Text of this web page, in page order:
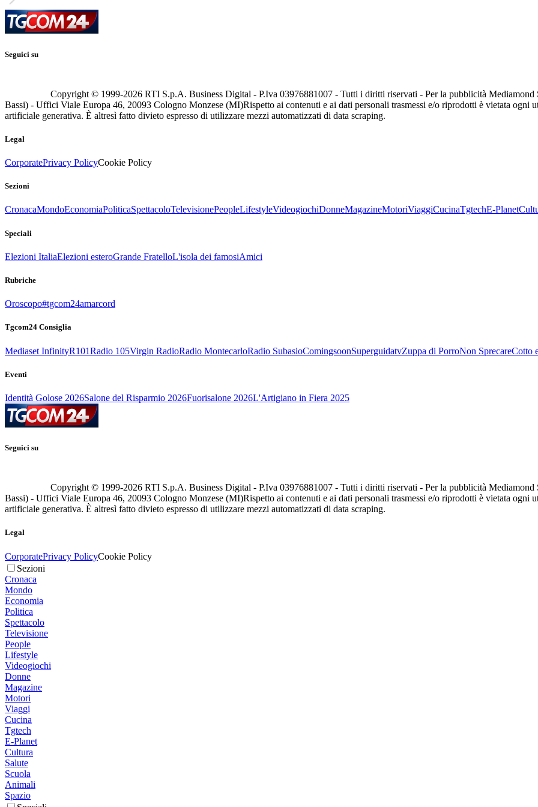
Seguici su
Copyright © 1999-2026 RTI S.p.A. Business Digital - P.Iva 03976881007 - Tutti i diritti riservati - Per la pubblicità
Bassi) - Uffici Viale Europa 46, 20093 Cologno Monzese (MI)Rispetto ai contenuti e ai dati personali trasmessi e/o riprodotti è vietata ogni
artificiale generativa. È altresì fatto divieto espresso di utilizzare mezzi automatizzati di data scraping.
Legal
CorporatePrivacy PolicyCookie Policy
Sezioni
CronacaMondoEconomiaPoliticaSpettacoloTelevisionePeopleLifestyleVideogiochiDonneMagazineMotoriViaggiCucinaTgtechE-Planet
Speciali
Elezioni ItaliaElezioni esteroGrande FratelloL'isola dei famosiAmici
Rubriche
Oroscopo#tgcom24amarcord
Tgcom24 Consiglia
Mediaset InfinityR101Radio 105Virgin RadioRadio MontecarloRadio SubasioComingsoonSuperguidatvZuppa di PorroNon SprecareCotto
Eventi
Identità Golose 2026Salone del Risparmio 2026Fuorisalone 2026L'Artigiano in Fiera 2025
Seguici su
Copyright © 1999-2026 RTI S.p.A. Business Digital - P.Iva 03976881007 - Tutti i diritti riservati - Per la pubblicità
Bassi) - Uffici Viale Europa 46, 20093 Cologno Monzese (MI)Rispetto ai contenuti e ai dati personali trasmessi e/o riprodotti è vietata ogni
artificiale generativa. È altresì fatto divieto espresso di utilizzare mezzi automatizzati di data scraping.
Legal
CorporatePrivacy PolicyCookie Policy
Sezioni
Cronaca
Mondo
Economia
Politica
Spettacolo
Televisione
People
Lifestyle
Videogiochi
Donne
Magazine
Motori
Viaggi
Cucina
Tgtech
E-Planet
Cultura
Salute
Scuola
Animali
Spazio